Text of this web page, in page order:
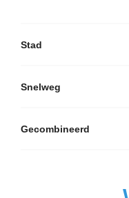
Stad
Snelweg
Gecombineerd